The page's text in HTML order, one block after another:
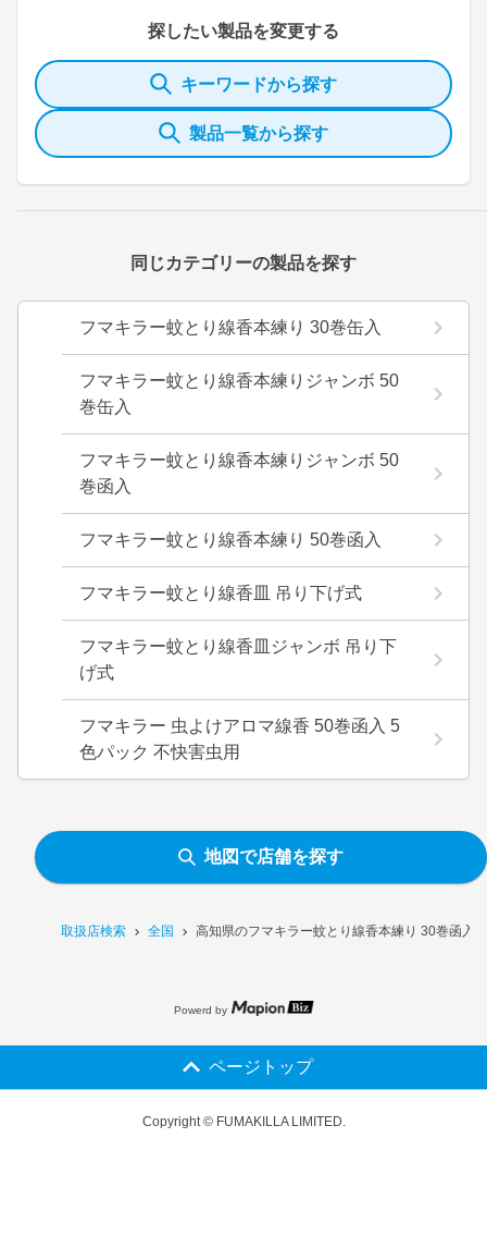
取扱店検索 全国 高知県のフマキラー蚊とり線香本練り 30巻函入
探したい製品を変更する
キーワードから探す
製品一覧から探す
同じカテゴリーの製品を探す
フマキラー蚊とり線香本練り 30巻缶入
フマキラー蚊とり線香本練りジャンボ 50
巻缶入
フマキラー蚊とり線香本練りジャンボ 50
巻函入
フマキラー蚊とり線香本練り 50巻函入
フマキラー蚊とり線香皿 吊り下げ式
フマキラー蚊とり線香皿ジャンボ 吊り下
げ式
フマキラー 虫よけアロマ線香 50巻函入 5
色パック 不快害虫用
地図で店舗を探す
Powerd by
ページトップ
Copyright © FUMAKILLA LIMITED.